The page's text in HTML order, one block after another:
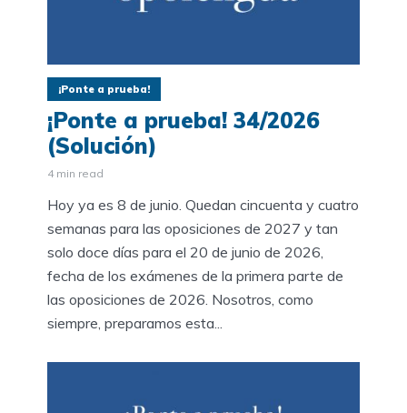
¡Ponte a prueba!
¡Ponte a prueba! 34/2026
(Solución)
4 min read
Hoy ya es 8 de junio. Quedan cincuenta y cuatro
semanas para las oposiciones de 2027 y tan
solo doce días para el 20 de junio de 2026,
fecha de los exámenes de la primera parte de
las oposiciones de 2026. Nosotros, como
siempre, preparamos esta...